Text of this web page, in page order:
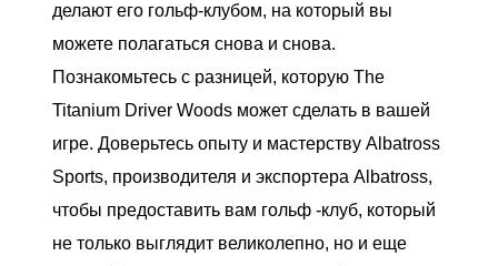
делают его гольф-клубом, на который вы
можете полагаться снова и снова.
Познакомьтесь с разницей, которую The
Titanium Driver Woods может сделать в вашей
игре. Доверьтесь опыту и мастерству Albatross
Sports, производителя и экспортера Albatross,
чтобы предоставить вам гольф -клуб, который
не только выглядит великолепно, но и еще